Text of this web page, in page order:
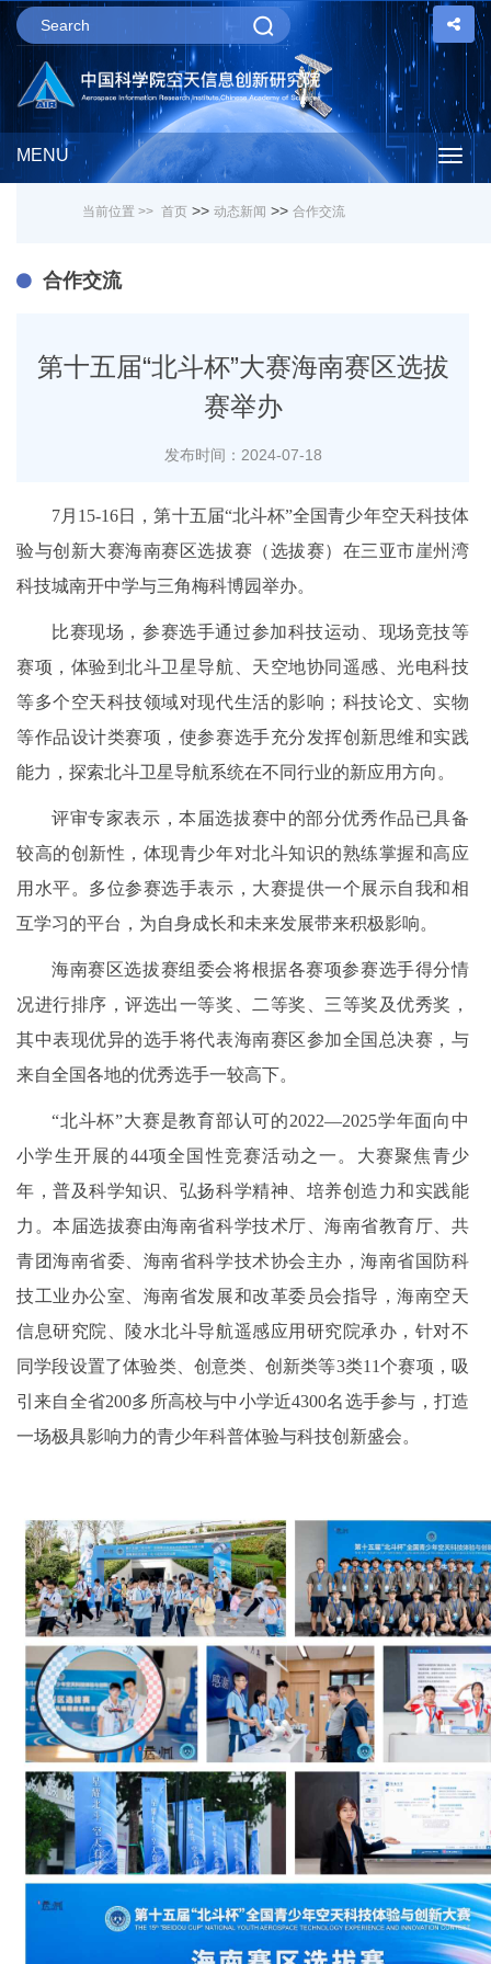
MENU
当前位置 >> 首页 >> 动态新闻 >> 合作交流
合作交流
第十五届“北斗杯”大赛海南赛区选拔
赛举办
发布时间：2024-07-18
7月15-16日，第十五届“北斗杯”全国青少年空天科技体
验与创新大赛海南赛区选拔赛（选拔赛）在三亚市崖州湾
科技城南开中学与三角梅科博园举办。
比赛现场，参赛选手通过参加科技运动、现场竞技等
赛项，体验到北斗卫星导航、天空地协同遥感、光电科技
等多个空天科技领域对现代生活的影响；科技论文、实物
等作品设计类赛项，使参赛选手充分发挥创新思维和实践
能力，探索北斗卫星导航系统在不同行业的新应用方向。
评审专家表示，本届选拔赛中的部分优秀作品已具备
较高的创新性，体现青少年对北斗知识的熟练掌握和高应
用水平。多位参赛选手表示，大赛提供一个展示自我和相
互学习的平台，为自身成长和未来发展带来积极影响。
海南赛区选拔赛组委会将根据各赛项参赛选手得分情
况进行排序，评选出一等奖、二等奖、三等奖及优秀奖，
其中表现优异的选手将代表海南赛区参加全国总决赛，与
来自全国各地的优秀选手一较高下。
“北斗杯”大赛是教育部认可的2022—2025学年面向中
小学生开展的44项全国性竞赛活动之一。大赛聚焦青少
年，普及科学知识、弘扬科学精神、培养创造力和实践能
力。本届选拔赛由海南省科学技术厅、海南省教育厅、共
青团海南省委、海南省科学技术协会主办，海南省国防科
技工业办公室、海南省发展和改革委员会指导，海南空天
信息研究院、陵水北斗导航遥感应用研究院承办，针对不
同学段设置了体验类、创意类、创新类等3类11个赛项，吸
引来自全省200多所高校与中小学近4300名选手参与，打造
一场极具影响力的青少年科普体验与科技创新盛会。